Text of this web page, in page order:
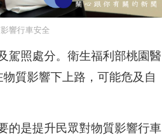
響行車安全
駕照處分。衛生福利部桃園醫
質影響下上路，可能危及自
的是提升民眾對物質影響行車